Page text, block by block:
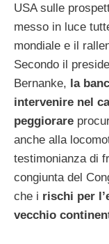
USA sulle
messo in luce
mondiale e il
Secondo il
Bernanke, la
intervenire nel
peggiorare
anche alla
testimonianza di
congiunta del
che i rischi per
vecchio